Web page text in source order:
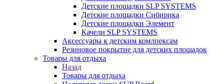
Детские площадки SLP SYSTEMS
Детские площадки Сибирика
Детские площадки Элемент
Качели SLP SYSTEMS
Аксессуары к детским комлпексам
Резиновое покрытие для детских площадок
Товары для отдыха
Назад
Товары для отдыха